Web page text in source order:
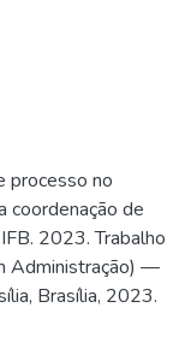
processo no
coordenação de
2023. Trabalho
Administração) —
Brasília, 2023.